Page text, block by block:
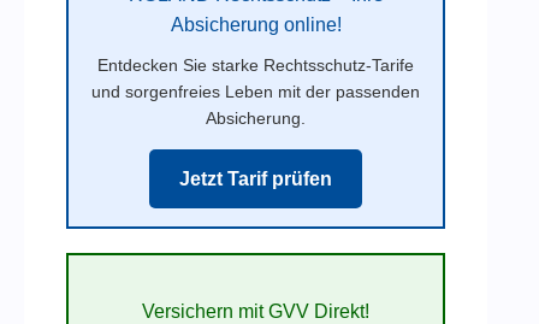
Absicherung online!
Entdecken Sie starke Rechtsschutz-Tarife
und sorgenfreies Leben mit der passenden
Absicherung.
Jetzt Tarif prüfen
Versichern mit GVV Direkt!